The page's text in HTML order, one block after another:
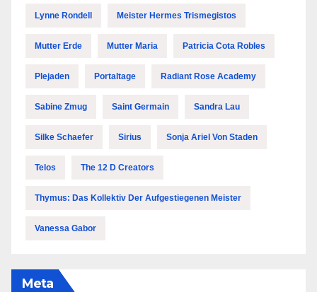
Lynne Rondell Meister Hermes Trismegistos
Mutter Erde Mutter Maria Patricia Cota Robles
Plejaden Portaltage Radiant Rose Academy
Sabine Zmug Saint Germain Sandra Lau
Silke Schaefer Sirius Sonja Ariel Von Staden
Telos The 12 D Creators
Thymus: Das Kollektiv Der Aufgestiegenen Meister
Vanessa Gabor
Meta